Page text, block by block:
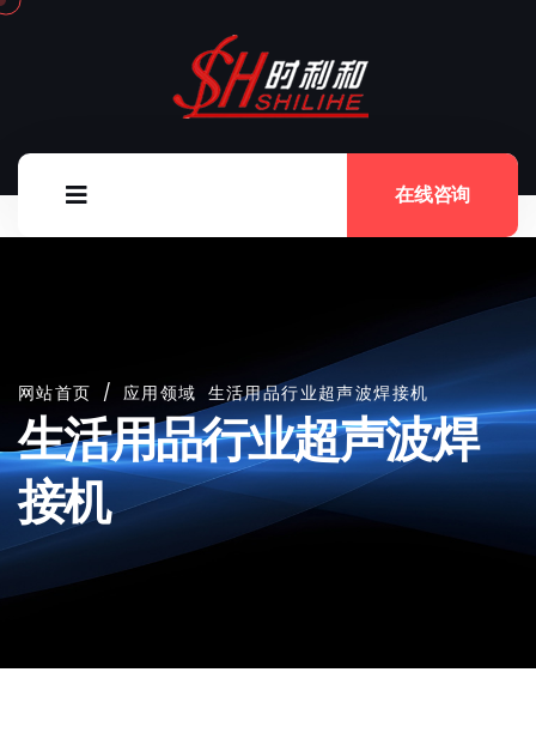
在线咨询
网站首页 / 应用领域 生活用品行业超声波焊接机
生活用品行业超声波焊
接机